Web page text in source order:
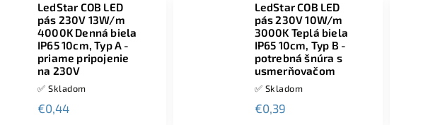
LedStar COB LED
pás 230V 13W/m
4000K Denná biela
IP65 10cm, Typ A -
priame pripojenie
na 230V
✅ Skladom
€0,44
LedStar COB LED
pás 230V 10W/m
3000K Teplá biela
IP65 10cm, Typ B -
potrebná šnúra s
usmerňovačom
✅ Skladom
€0,39